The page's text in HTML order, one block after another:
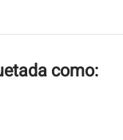
como: